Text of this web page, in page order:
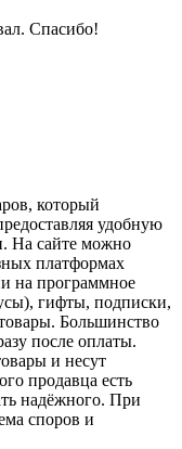
Спасибо!
который
удобную
На сайте можно
платформах
на программное
гифты, подписки,
Большинство
после оплаты.
и несут
продавца есть
надёжного. При
споров и